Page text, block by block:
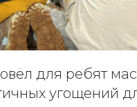
для ребят
угощений